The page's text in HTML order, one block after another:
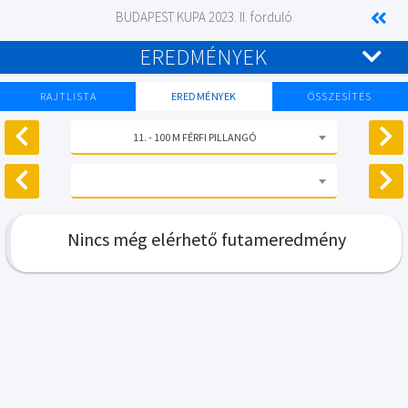
BUDAPEST KUPA 2023. II. forduló
EREDMÉNYEK
RAJTLISTA EREDMÉNYEK ÖSSZESÍTÉS
11. - 100 M FÉRFI PILLANGÓ
Nincs még elérhető futameredmény